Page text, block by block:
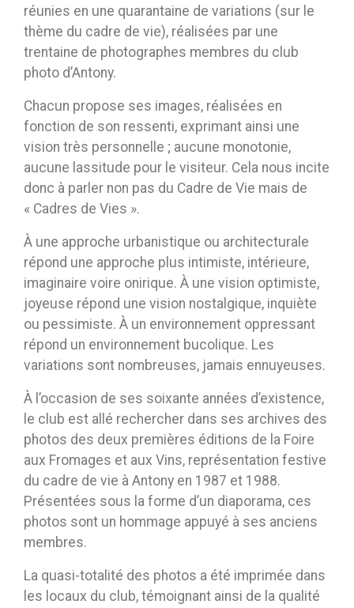
réunies en une quarantaine de variations (sur le
thème du cadre de vie), réalisées par une
trentaine de photographes membres du club
photo d’Antony.
Chacun propose ses images, réalisées en
fonction de son ressenti, exprimant ainsi une
vision très personnelle ; aucune monotonie,
aucune lassitude pour le visiteur. Cela nous incite
donc à parler non pas du Cadre de Vie mais de
« Cadres de Vies ».
À une approche urbanistique ou architecturale
répond une approche plus intimiste, intérieure,
imaginaire voire onirique. À une vision optimiste,
joyeuse répond une vision nostalgique, inquiète
ou pessimiste. À un environnement oppressant
répond un environnement bucolique. Les
variations sont nombreuses, jamais ennuyeuses.
À l’occasion de ses soixante années d’existence,
le club est allé rechercher dans ses archives des
photos des deux premières éditions de la Foire
aux Fromages et aux Vins, représentation festive
du cadre de vie à Antony en 1987 et 1988.
Présentées sous la forme d’un diaporama, ces
photos sont un hommage appuyé à ses anciens
membres.
La quasi-totalité des photos a été imprimée dans
les locaux du club, témoignant ainsi de la qualité